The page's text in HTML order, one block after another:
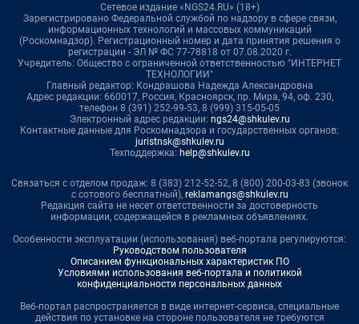
Сетевое издание «NGS24.RU» (18+)
Зарегистрировано Федеральной службой по надзору в сфере связи,
информационных технологий и массовых коммуникаций
(Роскомнадзор). Регистрационный номер и дата принятия решения о
регистрации - ЭЛ № ФС 77-78818 от 07.08.2020 г.
Учредитель: Общество с ограниченной ответственностью "ИНТЕРНЕТ
ТЕХНОЛОГИИ"
Главный редактор: Кондрашова Надежда Александровна
Адрес редакции: 660017, Россия, Красноярск, пр. Мира, 94, оф. 230,
телефон 8 (391) 252-99-53, 8 (999) 315-05-05
Электронный адрес редакции: ngs24@shkulev.ru
Контактные данные для Роскомнадзора и государственных органов:
juristnsk@shkulev.ru
Техподдержка: help@shkulev.ru
Связаться с отделом продаж: 8 (383) 212-52-52, 8 (800) 200-03-83 (звонок
с сотового бесплатный), reklamangs@shkulev.ru
Редакция сайта не несет ответственности за достоверность
информации, содержащейся в рекламных объявлениях.
Особенности эксплуатации (использования) веб-портала регулируются:
Руководством пользователя
Описанием функциональных характеристик ПО
Условиями использования веб-портала и политикой
конфиденциальности персональных данных
Веб-портал распространяется в виде интернет-сервиса, специальные
действия по установке на стороне пользователя не требуются